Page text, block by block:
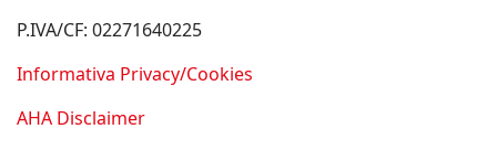
P.IVA/CF: 02271640225
Informativa Privacy/Cookies
AHA Disclaimer